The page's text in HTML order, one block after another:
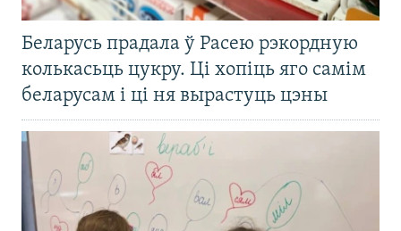
Беларусь прадала ў Расею рэкордную
колькасьць цукру. Ці хопіць яго самім
беларусам і ці ня вырастуць цэны